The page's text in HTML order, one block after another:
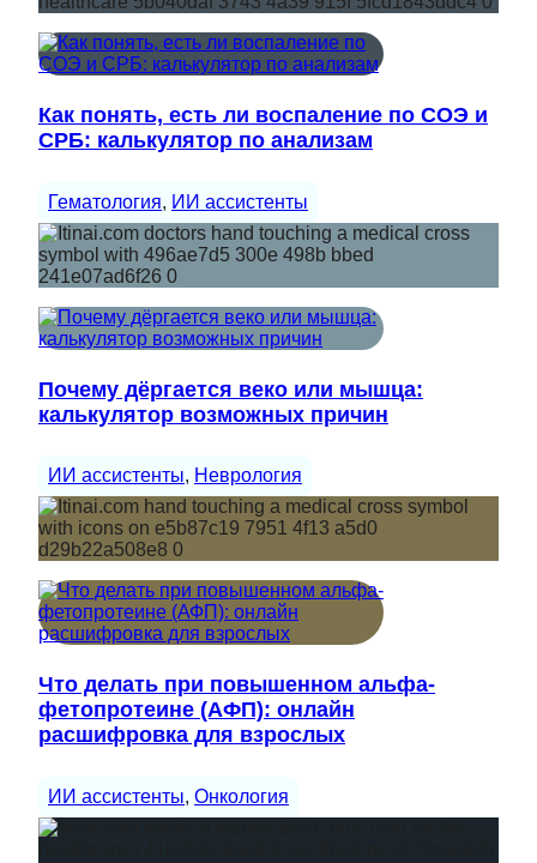
Как понять, есть ли воспаление по СОЭ и
СРБ: калькулятор по анализам
Гематология, ИИ ассистенты
Почему дёргается веко или мышца:
калькулятор возможных причин
ИИ ассистенты, Неврология
Что делать при повышенном альфа-
фетопротеине (АФП): онлайн
расшифровка для взрослых
ИИ ассистенты, Онкология